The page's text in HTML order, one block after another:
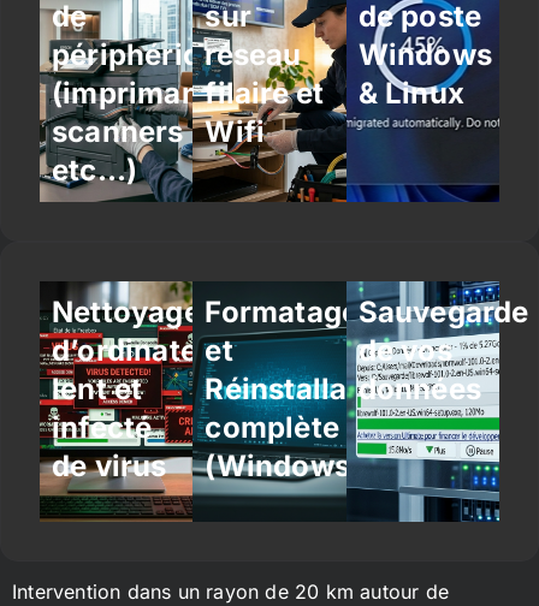
de
périphériques
(imprimantes,
scanners
etc…)
sur
réseau
filaire et
Wifi
de poste
Windows
& Linux
Nettoyage
d’ordinateur
lent et
infecté
de virus
Formatage
et
Réinstallation
complète
(Windows/Linux)
Sauvegarde
de vos
données
Intervention dans un rayon de 20 km autour de